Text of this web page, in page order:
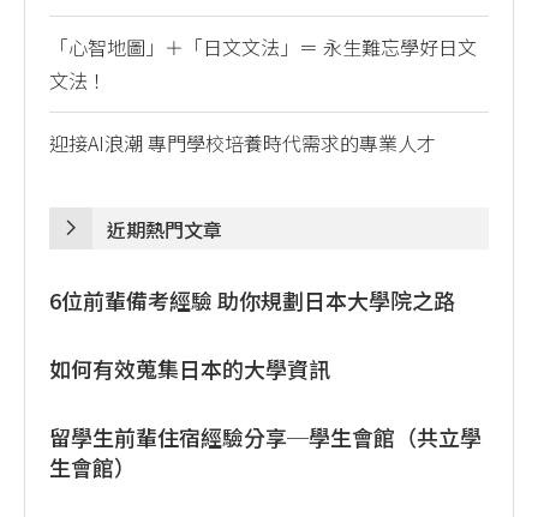
「心智地圖」＋「日文文法」＝ 永生難忘學好日文
文法！
迎接AI浪潮 專門學校培養時代需求的專業人才
近期熱門文章
6位前輩備考經驗 助你規劃日本大學院之路
如何有效蒐集日本的大學資訊
留學生前輩住宿經驗分享─學生會館（共立學
生會館）